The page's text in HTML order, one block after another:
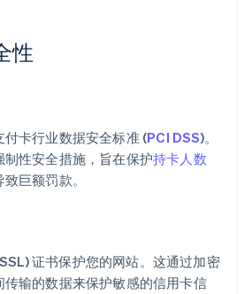
性
卡行业数据安全标准 (PCI DSS)。
性安全措施，旨在保护持卡人数
巨额罚款。
证书保护您的网站。这通过加密
输的数据来保护敏感的信用卡信